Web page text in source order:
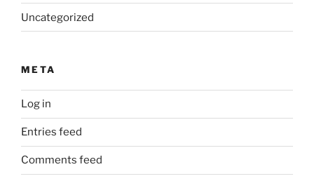
Uncategorized
META
Log in
Entries feed
Comments feed